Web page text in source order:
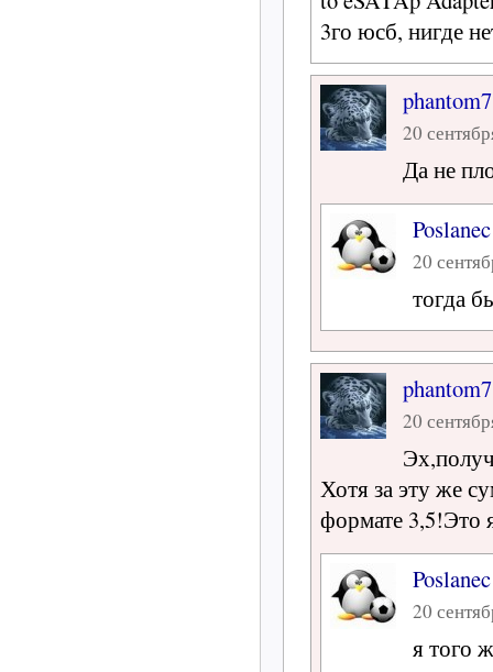
3го юсб, нигде
phantom7
20
Да не
Poslanec
20
тогда
phantom7
20
Хотя за эту же
формате 3,5!Это
Poslanec
20
я того